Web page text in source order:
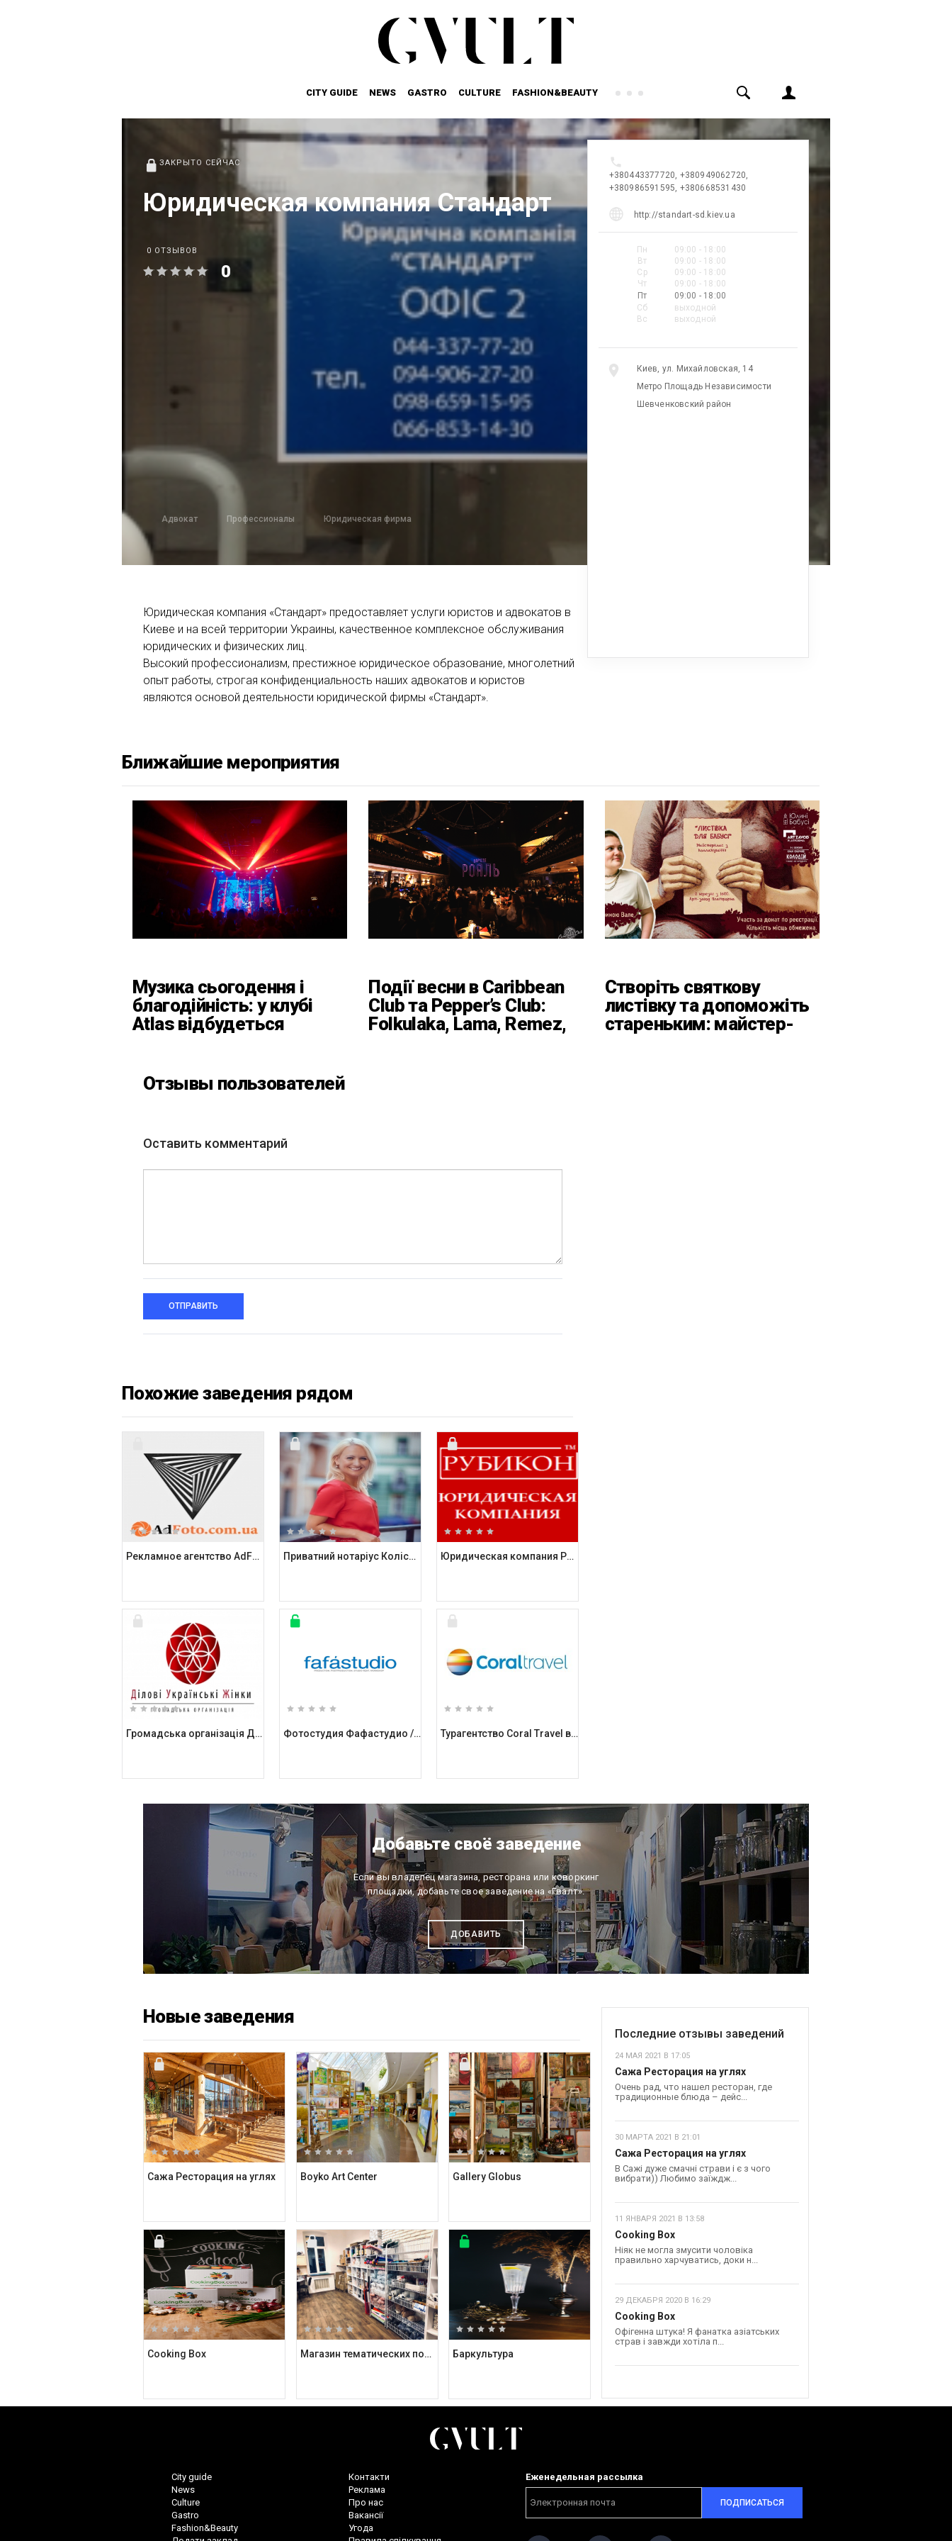
CITY GUIDE NEWS GASTRO CULTURE FASHION&BEAUTY
ЗАКРЫТО СЕЙЧАС
Юридическая компания Стандарт
0 ОТЗЫВОВ
0
Адвокат Профессионалы Юридическая фирма
Юридическая компания «Стандарт» предоставляет услуги юристов и адвокатов в
Киеве и на всей территории Украины, качественное комплексное обслуживания
юридических и физических лиц.
Высокий профессионализм, престижное юридическое образование, многолетний
опыт работы, строгая конфиденциальность наших адвокатов и юристов
являются основой деятельности юридической фирмы «Стандарт».
+380443377720, +380949062720,
+380986591595, +380668531430
http://standart-sd.kiev.ua
Пн
09:00 - 18:00
Вт
09:00 - 18:00
Ср
09:00 - 18:00
Чт
09:00 - 18:00
Пт
09:00 - 18:00
Сб
выходной
Вс
выходной
Киев, ул. Михайловская, 14
Метро Площадь Независимости
Шевченковский район
Ближайшие мероприятия
Музика сьогодення і
благодійність: у клубі
Atlas відбудеться
Події весни в Caribbean
Club та Pepper’s Club:
Folkulaka, Lama, Remez,
Створіть святкову
листівку та допоможіть
стареньким: майстер-
Отзывы пользователей
Оставить комментарий
ОТПРАВИТЬ
Похожие заведения рядом
Рекламное агентство AdFoto Приватний нотаріус Колісник Діана Юріївна Юридическая компания Рубикон Консалтинг Групп
Громадська організація Ділові Українські Жінки Фотостудия Фафастудио / Fafastudio Турагентство Coral Travel возле метро Олимпийская
Добавьте своё заведение
Если вы владелец магазина, ресторана или коворкинг
площадки, добавьте свое заведение на «Гвалт».
ДОБАВИТЬ
Новые заведения
Сажа Ресторация на углях Boyko Art Center Gallery Globus
Cooking Box Магазин тематических подарков Kashalot Баркультура
Последние отзывы заведений
24 МАЯ 2021 В 17:05
Сажа Ресторация на углях
Очень рад, что нашел ресторан, где
традиционные блюда – дейс...
30 МАРТА 2021 В 21:01
Сажа Ресторация на углях
В Сажі дуже смачні страви і є з чого
вибрати)) Любимо заїждж...
11 ЯНВАРЯ 2021 В 13:58
Cooking Box
Ніяк не могла змусити чоловіка
правильно харчуватись, доки н...
29 ДЕКАБРЯ 2020 В 16:29
Cooking Box
Офігенна штука! Я фанатка азіатських
страв і завжди хотіла п...
City guide
News
Culture
Gastro
Fashion&Beauty
Контакти
Реклама
Про нас
Вакансії
Угода
Еженедельная рассылка
ПОДПИСАТЬСЯ